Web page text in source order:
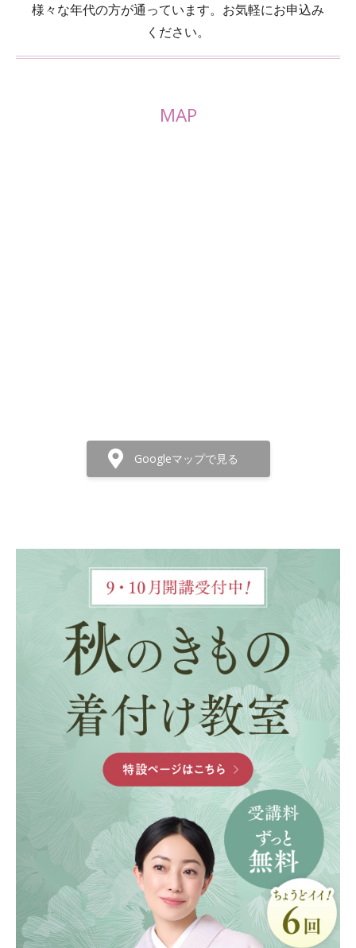
様々な年代の方が通っています。お気軽にお申込み
ください。
MAP
Googleマップで見る